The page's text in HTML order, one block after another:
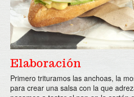
Twitter
Área Distribuidores
Elaboración
Primero trituramos las anchoas, la
para crear una salsa con la que